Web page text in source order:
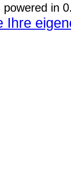
powered in
Ihre